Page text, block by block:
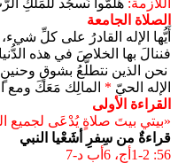
اللازمة: هَلمُّوا نَسجُد للمَلكِ
الصلاة الجامعة
أَيُّها الإله القادرُ على كلِّ شيء،
فننالَ بها الخلاصَ في هذه
نحن الذين نتطلَّعُ بشوقٍ
الإله الحيّ * المالِك مَعَكَ ومع
القراءة الأولى
«بيتي بيتَ صلاةٍ يُدْعَى لجميع
قراءةٌ من سِفرِ أشَعْيا النبي
56: 1-2أج، 6أب د-7